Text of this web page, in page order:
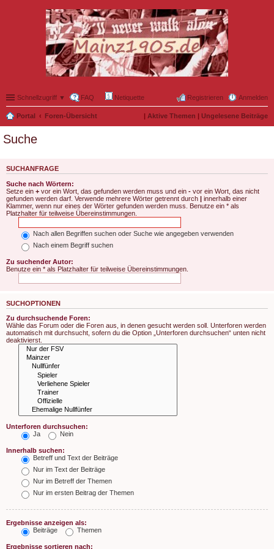
Schnellzugriff ▼ FAQ Netiquette Anmelden
Registrieren
Portal Foren-Übersicht | Aktive Themen | Ungelesene Beiträge
Suche
SUCHANFRAGE
Suche nach Wörtern:
Setze ein + vor ein Wort, das gefunden werden muss und ein - vor ein Wort, das nicht
gefunden werden darf. Verwende mehrere Wörter getrennt durch | innerhalb einer
Klammer, wenn nur eines der Wörter gefunden werden muss. Benutze ein * als
Platzhalter für teilweise Übereinstimmungen.
Nach allen Begriffen suchen oder Suche wie angegeben verwenden
Nach einem Begriff suchen
Zu suchender Autor:
Benutze ein * als Platzhalter für teilweise Übereinstimmungen.
SUCHOPTIONEN
Zu durchsuchende Foren:
Wähle das Forum oder die Foren aus, in denen gesucht werden soll. Unterforen werden
automatisch mit durchsucht, sofern du die Option „Unterforen durchsuchen“ unten nicht
deaktivierst.
Unterforen durchsuchen:
Ja
Nein
Innerhalb suchen:
Betreff und Text der Beiträge
Nur im Text der Beiträge
Nur im Betreff der Themen
Nur im ersten Beitrag der Themen
Ergebnisse anzeigen als:
Beiträge
Themen
Ergebnisse sortieren nach: